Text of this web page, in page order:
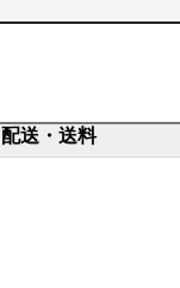
配送・送料